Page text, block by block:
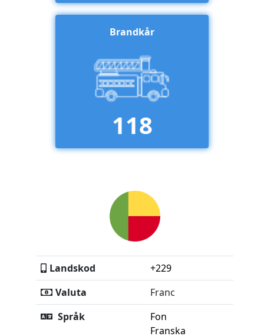
Brandkår
118
Landskod
+229
Valuta
Franc
Språk
Fon
Franska